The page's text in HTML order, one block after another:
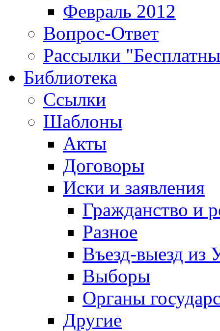
Февраль 2012
Вопрос-Ответ
Рассылки
Библиотека
Ссылки
Шаблоны
Акты
Договоры
Иски и заявления
Гражданство и
Разное
Въезд-выезд из
Выборы
Органы
Другие